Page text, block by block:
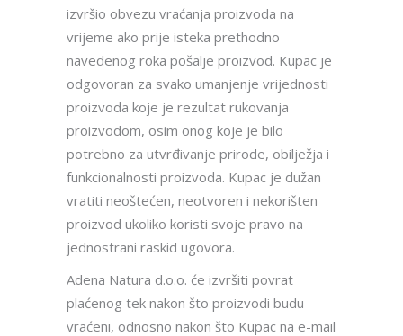
izvršio obvezu vraćanja proizvoda na
vrijeme ako prije isteka prethodno
navedenog roka pošalje proizvod. Kupac je
odgovoran za svako umanjenje vrijednosti
proizvoda koje je rezultat rukovanja
proizvodom, osim onog koje je bilo
potrebno za utvrđivanje prirode, obilježja i
funkcionalnosti proizvoda. Kupac je dužan
vratiti neoštećen, neotvoren i nekorišten
proizvod ukoliko koristi svoje pravo na
jednostrani raskid ugovora.
Adena Natura d.o.o. će izvršiti povrat
plaćenog tek nakon što proizvodi budu
vraćeni, odnosno nakon što Kupac na e-mail